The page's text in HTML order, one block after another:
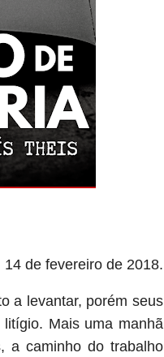
14 de fevereiro de 2018.
a levantar, porém seus
Mais uma manhã
a caminho do trabalho